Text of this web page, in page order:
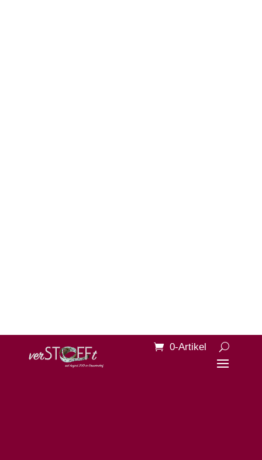
0-Artikel